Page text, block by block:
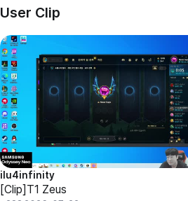
User Clip
ilu4infinity
[Clip]T1 Zeus